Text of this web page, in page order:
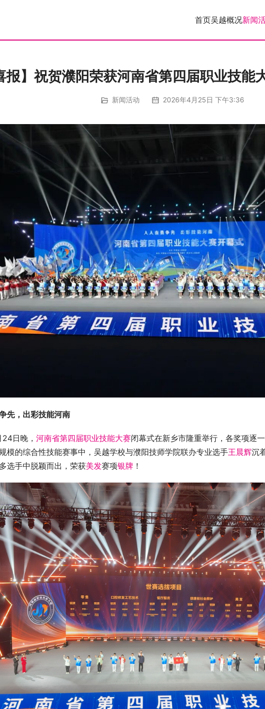
首页吴越概况新闻
报】祝贺濮阳荣获河南省第四届职业技能
新闻活动 2026年4月25日 下午3:36
先，出彩技能河南
晚， 河南省第四届职业技能大赛闭幕式在新乡市隆重举行，各奖项逐
模的综合性技能赛事中，吴越学校与濮阳技师学院联办专业选手王晨辉沉
选手中脱颖而出，荣获美发赛项银牌 ！